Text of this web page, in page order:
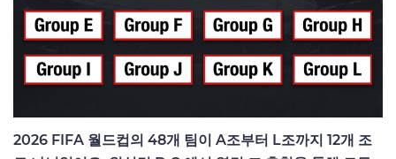
2026 FIFA 월드컵의 48개 팀이 A조부터 L조까지 12개 조